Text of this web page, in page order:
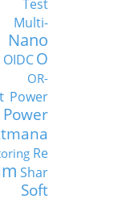
Test
Multi-
Nano
OIDCO
OR-
Power
Power
Re
Shar
Soft